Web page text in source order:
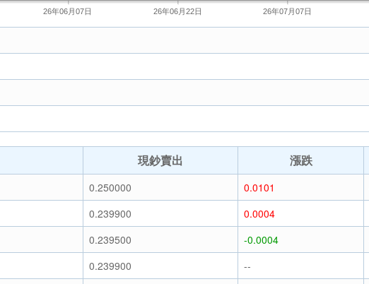
26年06月07日 26年06月22日 26年07月07日
現鈔賣出 漲跌
0.250000 0.0101
0.239900 0.0004
0.239500 -0.0004
0.239900 --